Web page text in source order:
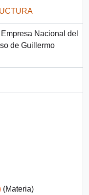
Nacional del
de Guillermo
(Materia)